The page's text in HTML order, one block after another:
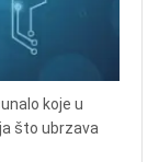
koje u
što ubrzava